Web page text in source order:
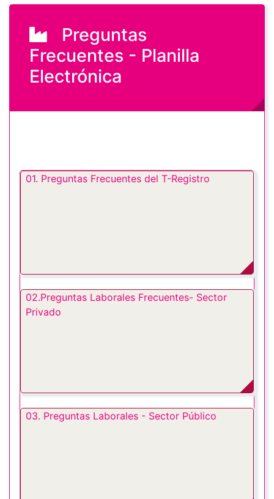
Preguntas
Frecuentes - Planilla
Electrónica
01. Preguntas Frecuentes del T-Registro
02.Preguntas Laborales Frecuentes- Sector
Privado
03. Preguntas Laborales - Sector Público